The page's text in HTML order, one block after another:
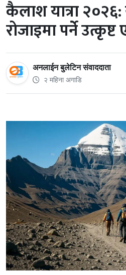
कैलाश यात्रा २०२६:
रोजाइमा पर्ने
अनलाईन बुलेटिन संवाददाता
२ महिना अगाडि